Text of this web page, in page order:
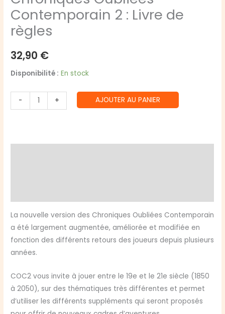
Contemporain 2 : Livre de
règles
32,90 €
Disponibilité : En stock
-
quantité
de
règles
+ AJOUTER AU PANIER
La nouvelle version des Chroniques Oubliées Contemporain
a été largement augmentée, améliorée et modifiée en
fonction des différents retours des joueurs depuis plusieurs
années.
COC2 vous invite à jouer entre le 19e et le 21e siècle (1850
à 2050), sur des thématiques très différentes et permet
d’utiliser les différents suppléments qui seront proposés